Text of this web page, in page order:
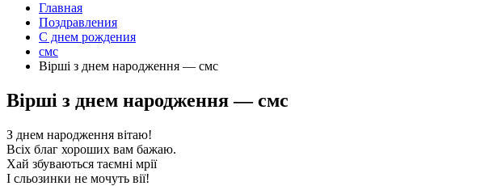
Главная
Поздравления
С днем рождения
смс
Вірші з днем народження — смс
Вірші з днем народження — смс
З днем народження вітаю!
Всіх благ хороших вам бажаю.
Хай збуваються таємні мрії
І сльозинки не мочуть вії!